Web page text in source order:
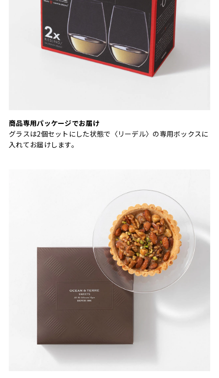
商品専用パッケージでお届け
グラスは2個セットにした状態で〈リーデル〉の専用ボックスに
入れてお届けします。